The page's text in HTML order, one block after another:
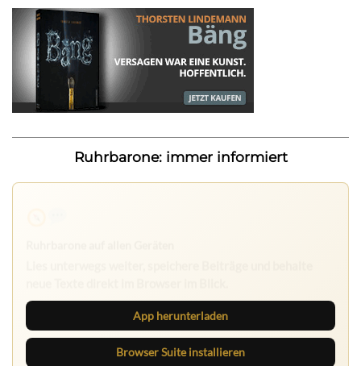
Ruhrbarone: immer informiert
App herunterladen
Browser Suite installieren